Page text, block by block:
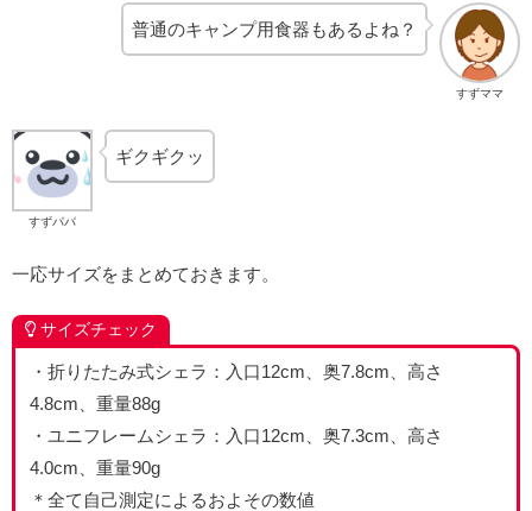
すずママ
普通のキャンプ用食器もあるよね？
すずパパ
ギクギクッ
一応サイズをまとめておきます。
サイズチェック
・折りたたみ式シェラ：入口12cm、奥7.8cm、高さ
4.8cm、重量88g
・ユニフレームシェラ：入口12cm、奥7.3cm、高さ
4.0cm、重量90g
＊全て自己測定によるおよその数値